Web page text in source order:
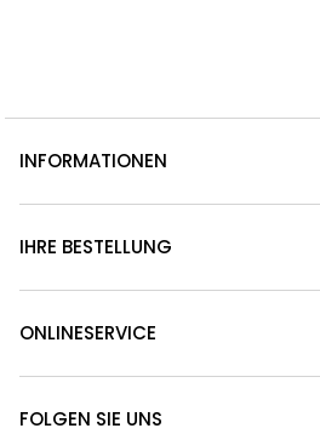
INFORMATIONEN
IHRE BESTELLUNG
ONLINESERVICE
FOLGEN SIE UNS